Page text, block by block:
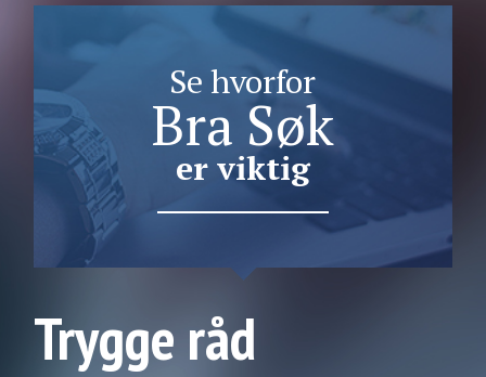
Se hvorfor
Bra Søk
er viktig
Trygge råd